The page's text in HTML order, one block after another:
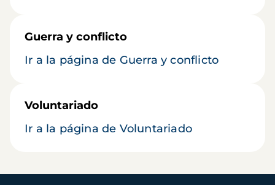
Guerra y conflicto
Ir a la página de Guerra y conflicto
Voluntariado
Ir a la página de Voluntariado